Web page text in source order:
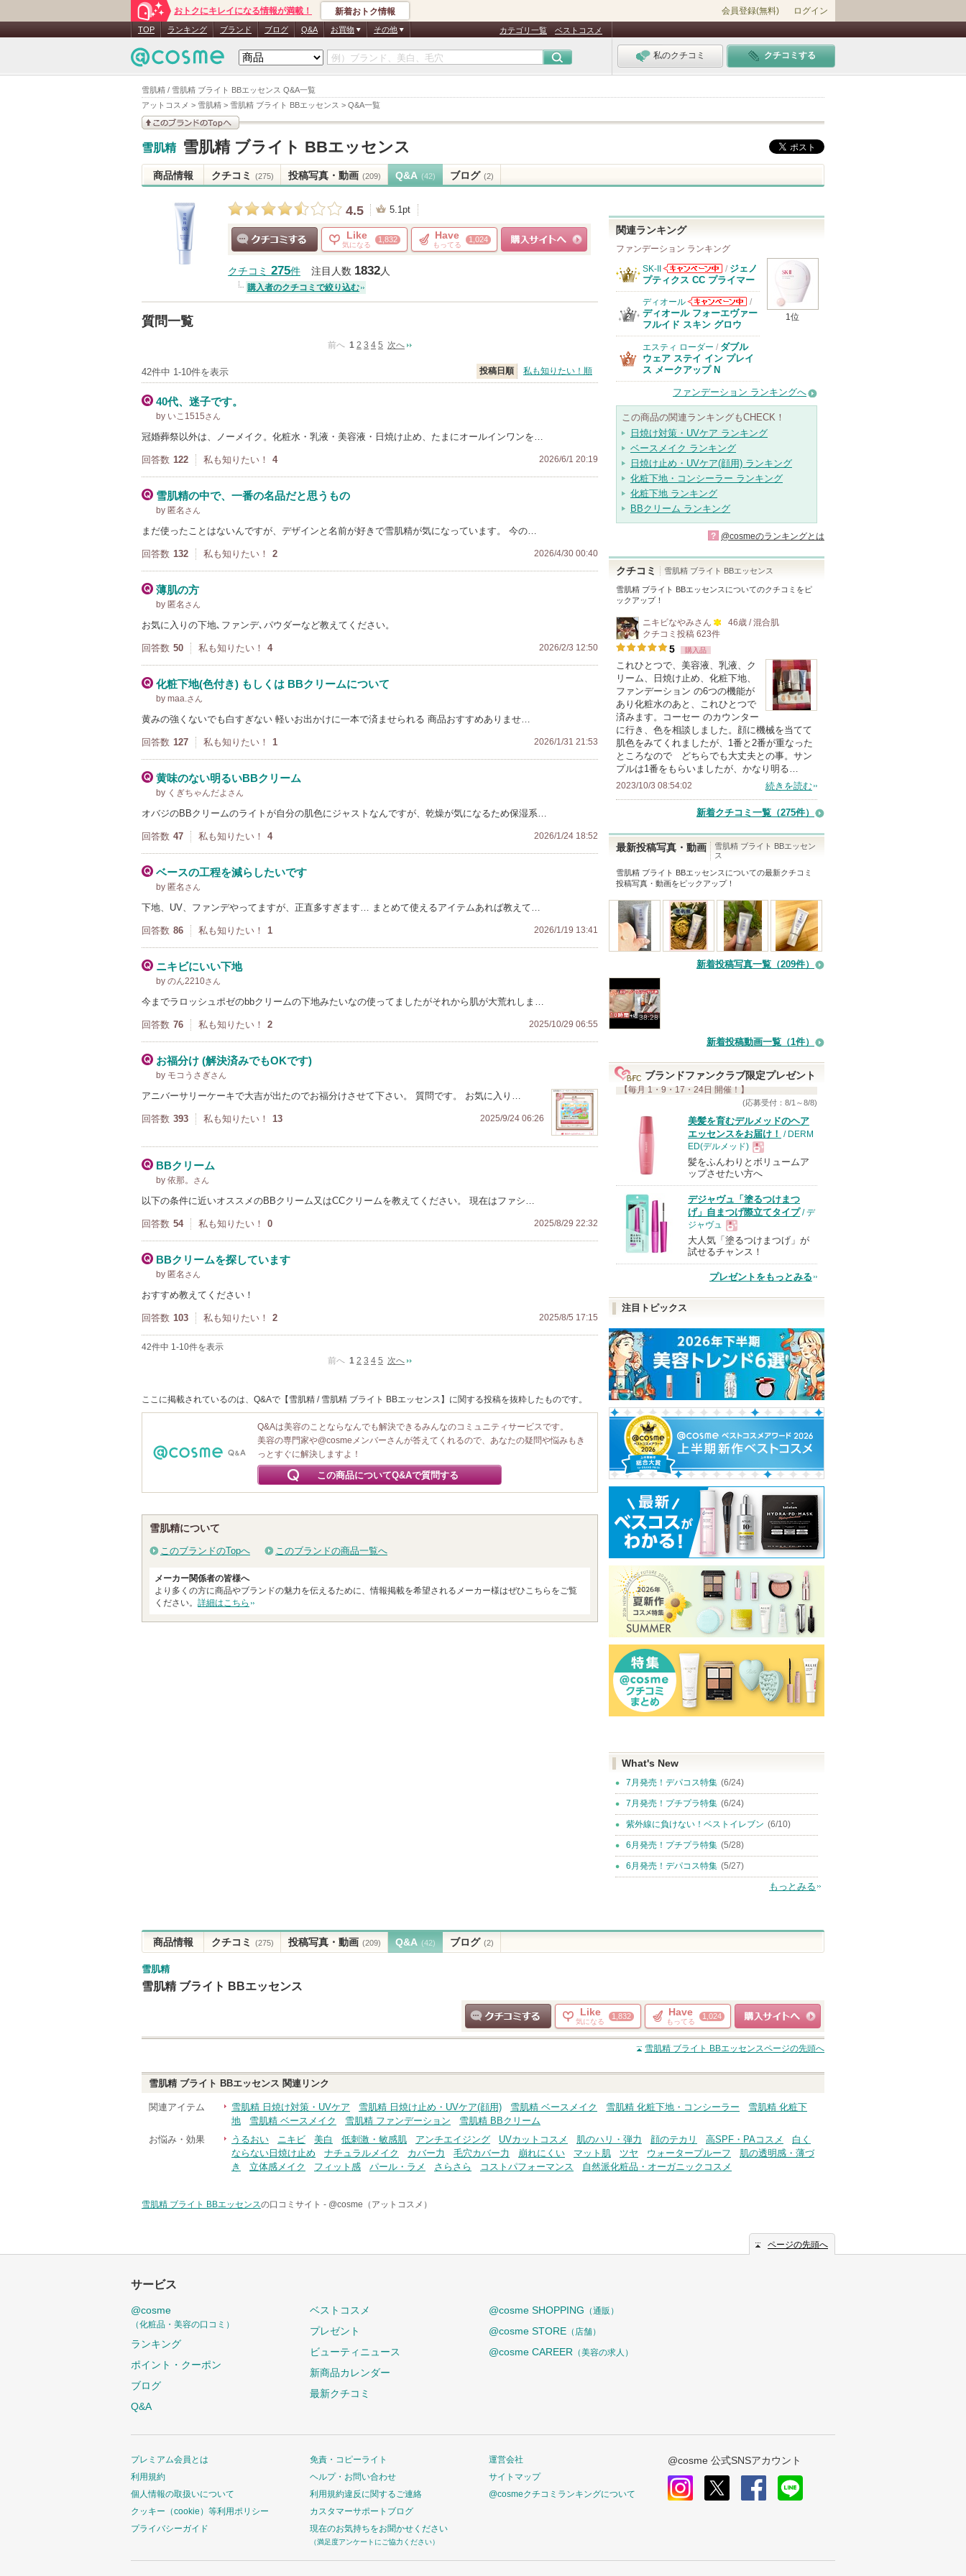
雪肌精 / 雪肌精 ブライト BBエッセンス Q&A一覧
アットコスメ > 雪肌精 > 雪肌精 ブライト BBエッセンス > Q&A一覧
おトクにキレイになる情報が満載！ 新着おトク情報 会員登録(無料) ログイン
TOP ランキング ブランド ブログ Q&A お買物 その他 カテゴリ一覧 ベストコスメ
私のクチコミ クチコミする
このブランドの情報を
見る
雪肌精 雪肌精 ブライト BBエッセンス
商品情報 クチコミ (275) 投稿写真・動画 (209) Q&A (42) ブログ (2)
4.5 5.1pt
Like
気になる
1,832 Have
もってる
1,024
クチコミ 275件 注目人数 1832人
購入者のクチコミで絞り込む
質問一覧
前へ 1 2 3 4 5 次へ
42件中 1-10件を表示 投稿日順 私も知りたい！順
40代、迷子です。
by いこ1515さん
冠婚葬祭以外は、ノーメイク。化粧水・乳液・美容液・日焼け止め、たまにオールインワンを…
回答数 122 私も知りたい！ 4 2026/6/1 20:19
雪肌精の中で、一番の名品だと思うもの
by 匿名 さん
まだ使ったことはないんですが、デザインと名前が好きで雪肌精が気になっています。 今の…
回答数 132 私も知りたい！ 2 2026/4/30 00:40
薄肌の方
by 匿名 さん
お気に入りの下地､ファンデ､パウダーなど教えてください。
回答数 50 私も知りたい！ 4 2026/2/3 12:50
化粧下地(色付き) もしくは BBクリームについて
by maa.さん
黄みの強くないでも白すぎない 軽いお出かけに一本で済ませられる 商品おすすめありませ…
回答数 127 私も知りたい！ 1 2026/1/31 21:53
黄味のない明るいBBクリーム
by くぎちゃんだよ さん
オバジのBBクリームのライトが自分の肌色にジャストなんですが、乾燥が気になるため保湿系…
回答数 47 私も知りたい！ 4 2026/1/24 18:52
ベースの工程を減らしたいです
by 匿名 さん
下地、UV、ファンデやってますが、正直多すぎます… まとめて使えるアイテムあれば教えて…
回答数 86 私も知りたい！ 1 2026/1/19 13:41
ニキビにいい下地
by のん2210さん
今までラロッシュポゼのbbクリームの下地みたいなの使ってましたがそれから肌が大荒れしま…
回答数 76 私も知りたい！ 2 2025/10/29 06:55
お福分け (解決済みでもOKです)
by モコうさぎさん
アニバーサリーケーキで大吉が出たのでお福分けさせて下さい。 質問です。 お気に入り…
回答数 393 私も知りたい！ 13 2025/9/24 06:26
BBクリーム
by 依那。 さん
以下の条件に近いオススメのBBクリーム又はCCクリームを教えてください。 現在はファシ…
回答数 54 私も知りたい！ 0 2025/8/29 22:32
BBクリームを探しています
by 匿名 さん
おすすめ教えてください！
回答数 103 私も知りたい！ 2 2025/8/5 17:15
42件中 1-10件を表示
前へ 1 2 3 4 5 次へ
ここに掲載されているのは、Q&Aで【雪肌精 / 雪肌精 ブライト BBエッセンス】に関する投稿を抜粋したものです。
Q&Aは美容のことならなんでも解決できるみんなのコミュニティサービスです。
美容の専門家や@cosmeメンバーさんが答えてくれるので、あなたの疑問や悩みもき
っとすぐに解決しますよ！
この商品についてQ&Aで質問する
雪肌精について
このブランドのTopへ このブランドの商品一覧へ
メーカー関係者の皆様へ
より多くの方に商品やブランドの魅力を伝えるために、情報掲載を希望されるメーカー様はぜひこちらをご覧
ください。 詳細はこちら
関連ランキング
ファンデーション ランキング
1位
SK-II
SK-IIからのお
知らせがありま
す
/ ジェノ
プティクス CC プライマー
ディオール
ディオールから
のお知らせがあ
/
ディオール フォーエヴァー
フルイド スキン グロウ
エスティ ローダー / ダブル
ウェア ステイ イン プレイ
ス メークアップ N
ファンデーション ランキングへ
この商品の関連ランキングもCHECK！
日焼け対策・UVケア ランキング
ベースメイク ランキング
日焼け止め・UVケア(顔用) ランキング
化粧下地・コンシーラー ランキング
化粧下地 ランキング
BBクリーム ランキング
? @cosmeのランキングとは
クチコミ 雪肌精 ブライト BBエッセンス
雪肌精 ブライト BBエッセンス についてのクチコミをピ
ックアップ！
ニキビなやみさん
100
以
上
の
メ
ン
バ
ー
お
に
入
り
て
46歳 / 混合肌
クチコミ投稿 623件
5 購入品
これひとつで、美容液、乳液、ク
リーム、日焼け止め、化粧下地、
ファンデーション の6つの機能が
あり化粧水のあと、これひとつで
済みます。コーセー のカウンター
に行き、色を相談しました。顔に機械を当てて
肌色をみてくれましたが、1番と2番が重なった
ところなので どちらでも大丈夫との事。サン
プルは1番をもらいましたが、かなり明る…
2023/10/3 08:54:02 続きを読む
新着クチコミ一覧 （275件）
最新投稿写真・動画
雪肌精 ブライト BBエッセン
ス
雪肌精 ブライト BBエッセンス についての最新クチコミ
投稿写真・動画をピックアップ！
新着投稿写真一覧（209件）
38:28
新着投稿動画一覧（1件）
ブランドファンクラブ限定プレゼント
【毎月 1・9・17・24日 開催！】
(応募受付：8/1～8/8)
美髪を育むデルメッドのヘア
エッセンスをお届け！ / DERM
ED(デルメッド)
現
品
髪をふんわりとボリュームア
ップさせたい方へ
デジャヴュ「塗るつけまつ
げ」自まつげ際立てタイプ/ デ
ジャヴュ
現
品
大人気「塗るつけまつげ」が
試せるチャンス！
プレゼントをもっとみる
注目トピックス
What's New
7月発売！デパコス特集 (6/24)
7月発売！プチプラ特集 (6/24)
紫外線に負けない！ベストイレブン (6/10)
6月発売！プチプラ特集 (5/28)
6月発売！デパコス特集 (5/27)
もっとみる
商品情報 クチコミ (275) 投稿写真・動画 (209) Q&A (42) ブログ (2)
雪肌精
雪肌精 ブライト BBエッセンス
クチコミする
Like
気になる
1,832 Have
もってる
1,024
ショッピングサイト
へ
雪肌精 ブライト BBエッセンスページの先頭へ
雪肌精 ブライト BBエッセンス 関連リンク
関連アイテム 雪肌精 日焼け対策・UVケア 雪肌精 日焼け止め・UVケア(顔用) 雪肌精 ベースメイク 雪肌精 化粧下地・コンシーラー
雪肌精 化粧下
地
雪肌精 ベースメイク 雪肌精 ファンデーション
雪肌精 BBクリーム
お悩み・効果
うるおい ニキビ 美白 低刺激・敏感肌 アンチエイジング UVカットコスメ 肌のハリ・弾力 顔のテカリ 高SPF・PAコスメ
白く
ならない日焼け止め
ナチュラルメイク カバー力 毛穴カバー力 崩れにくい マット肌 ツヤ ウォータープルーフ
肌の透明感・薄づ
き
立体感メイク フィット感 パール・ラメ さらさら コストパフォーマンス 自然派化粧品・オーガニックコスメ
雪肌精 ブライト BBエッセンスの口コミサイト - @cosme（アットコスメ）
ページの先頭へ
サービス
@cosme
（化粧品・美容の口コミ）
ランキング
ポイント・クーポン
ブログ
Q&A
ベストコスメ
プレゼント
ビューティニュース
新商品カレンダー
最新クチコミ
@cosme SHOPPING （通販）
@cosme STORE （店舗）
@cosme CAREER （美容の求人）
プレミアム会員とは
利用規約
個人情報の取扱いについて
クッキー（cookie）等利用ポリシー
プライバシーガイド
免責・コピーライト
ヘルプ・お問い合わせ
利用規約違反に関するご連絡
カスタマーサポートブログ
現在のお気持ちをお聞かせください
（満足度アンケートにご協力ください）
運営会社
サイトマップ
@cosmeクチコミランキングについて
@cosme 公式SNSアカウント